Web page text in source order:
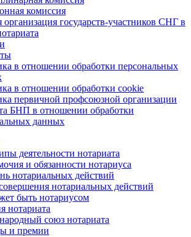
комиссия
организация государств-участников СНГ в
в отношении обработки персональных
в отношении обработки cookie
первичной профсоюзной организации
БНП в отношении обработки
данных
деятельности нотариата
и обязанности нотариуса
нотариальных действий
нотариальных действий
быть нотариусом
нотариата
союз нотариата
и премии